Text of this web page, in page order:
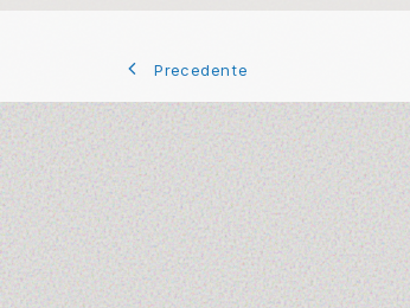
Precedente